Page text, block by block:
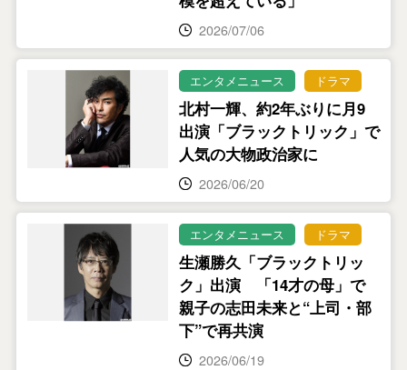
2026/07/06
エンタメニュース ドラマ
北村一輝、約2年ぶりに月9
出演「ブラックトリック」で
人気の大物政治家に
2026/06/20
エンタメニュース ドラマ
生瀬勝久「ブラックトリッ
ク」出演 「14才の母」で
親子の志田未来と“上司・部
下”で再共演
2026/06/19